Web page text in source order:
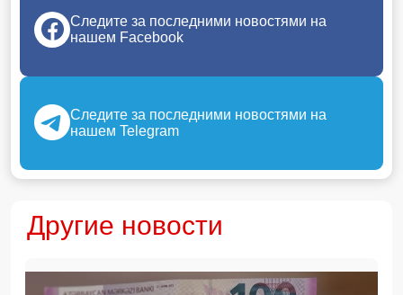
Следите за последними новостями на
нашем Facebook
Следите за последними новостями на
нашем Telegram
Другие новости